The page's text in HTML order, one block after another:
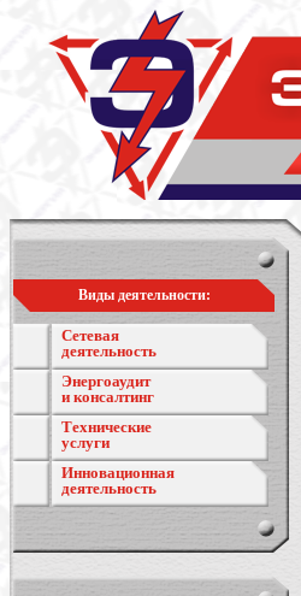
Виды деятельности:
Сетевая
деятельность
Энергоаудит
и консалтинг
Технические
услуги
Инновационная
деятельность